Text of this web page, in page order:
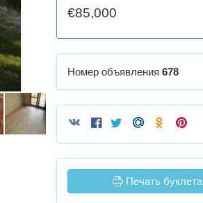
€85,000
Номер объявления 678
Печать буклета